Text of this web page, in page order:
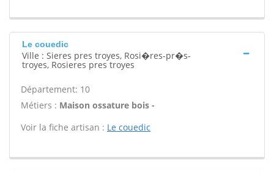
Le couedic
Ville : Sieres pres troyes, Rosi�res-pr�s-
troyes, Rosieres pres troyes
Département: 10
Métiers : Maison ossature bois -
Voir la fiche artisan : Le couedic